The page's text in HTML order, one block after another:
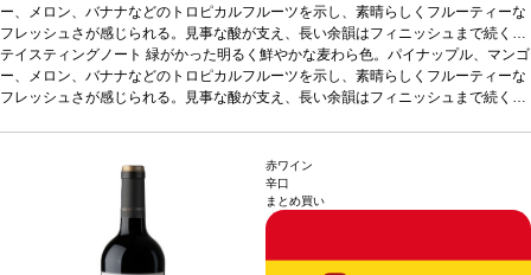
ー、メロン、バナナなどのトロピカルフルーツを示し、素晴らしくフルーティーな
フレッシュさが感じられる。見事な酸が支え、長い余韻はフィニッシュまで続く。
味わいはバランスが取れていて、まろやかで滑らかな酸味を持つ。 合う料理カル
パッチョ、貝類、蒸し魚やグリル魚、パテ、チーズ、チキン、野菜のテリーヌ、サ
ラダ、タパスや前菜などと好相性。葡萄品種 シャルドネ 100%*本ヴィンテージが
テイスティングノート 緑がかった明るく鮮やかな麦わら色。パイナップル、マンゴ
ー、メロン、バナナなどのトロピカルフルーツを示し、素晴らしくフルーティーな
フレッシュさが感じられる。見事な酸が支え、長い余韻はフィニッシュまで続く。
ラダ、タパスや前菜などと好相性。
葡萄品種 シャルドネ 100%
在庫切れの場合、在庫があり価格が同様の場合は自動的に次のヴィンテージに変更
されます、ご了承ください。
赤ワイン
辛口
まとめ買い